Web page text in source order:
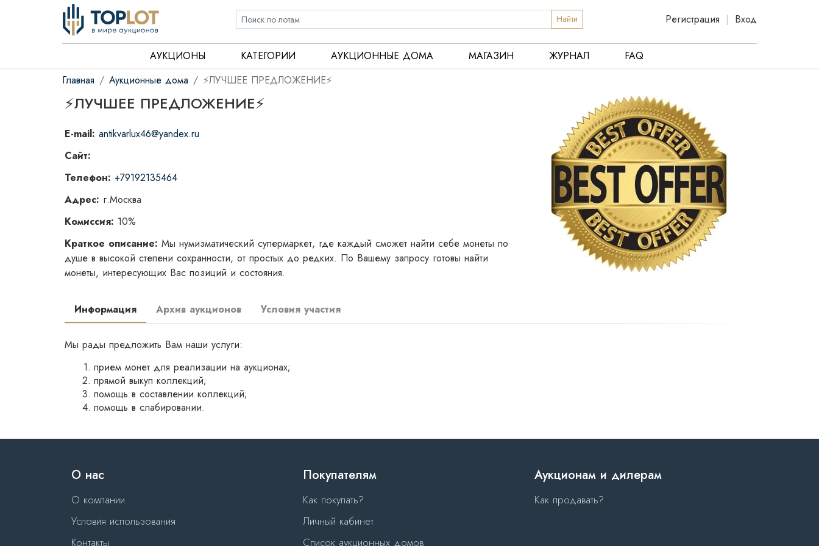
Найти Регистрация | Вход
АУКЦИОНЫ КАТЕГОРИИ АУКЦИОННЫЕ ДОМА МАГАЗИН ЖУРНАЛ
FAQ
Главная
Аукционные дома ⚡️ЛУЧШЕЕ ПРЕДЛОЖЕНИЕ⚡️
⚡️ЛУЧШЕЕ ПРЕДЛОЖЕНИЕ⚡️
E-mail: antikvarlux46@yandex.ru
Сайт:
Телефон: +79192135464
Адрес: г.Москва
Комиссия: 10%
Краткое описание: Мы нумизматический супермаркет, где каждый сможет найти себе монеты по
душе в высокой степени сохранности, от простых до редких. По Вашему запросу готовы найти
монеты, интересующих Вас позиций и состояния.
Информация Архив аукционов Условия участия
Мы рады предложить Вам наши услуги:
прием монет для реализации на аукционах;
прямой выкуп коллекций;
помощь в составлении коллекций;
помощь в слабировании.
О нас
О компании
Условия использования
Контакты
Покупателям
Как покупать?
Личный кабинет
Список аукционных домов
Аукционам и дилерам
Как продавать?